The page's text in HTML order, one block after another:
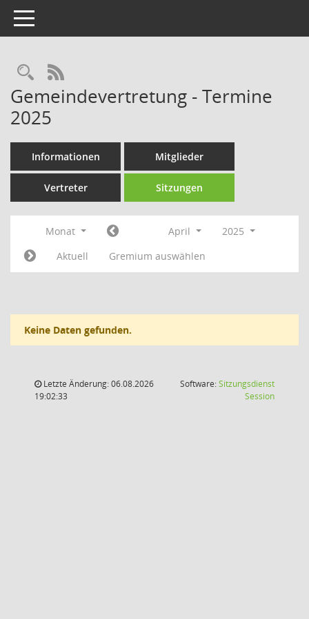
Toggle navigation
Rechercheauswahl
RSS-Feed
Gemeindevertretung - Termine
2025
Informationen Mitglieder
Vertreter Sitzungen
Monat April
2025
Aktuell
Gremium auswählen
Keine Daten gefunden.
Letzte Änderung: 06.08.2026
19:02:33
Software:Sitzungsdienst
Session(Wird in